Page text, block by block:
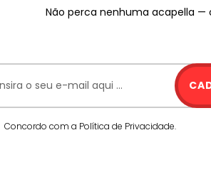
Não perca nenhuma acapella —
Concordo com a Política de Privacidade.